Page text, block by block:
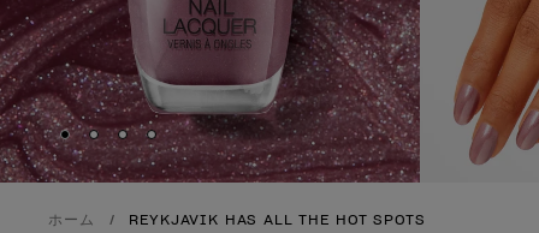
Skip to slide1
Skip to slide2
Skip to slide3
Skip to slide4
ホーム REYKJAVIK HAS ALL THE HOT SPOTS